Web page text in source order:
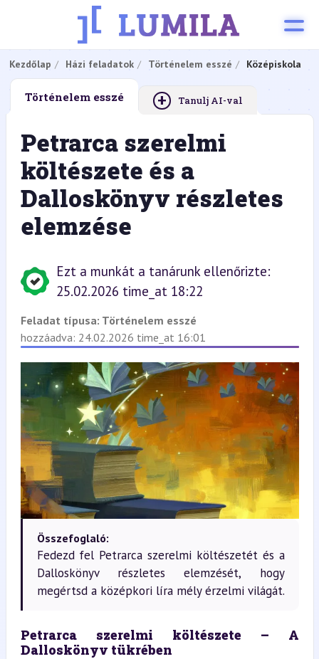
Kezdőlap Házi feladatok Történelem esszé Középiskola
Történelem esszé + Tanulj AI-val
Petrarca szerelmi
költészete és a
Dalloskönyv részletes
elemzése
Ezt a munkát a tanárunk ellenőrizte:
25.02.2026 time_at 18:22
Feladat típusa: Történelem esszé
hozzáadva: 24.02.2026 time_at 16:01
Összefoglaló:
Fedezd fel Petrarca szerelmi költészetét és a
Dalloskönyv részletes elemzését, hogy
megértsd a középkori líra mély érzelmi világát.
Petrarca szerelmi költészete – A
Dalloskönyv tükrében